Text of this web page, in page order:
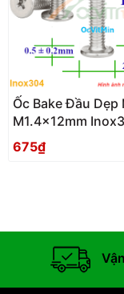
Ốc Bake Đầu Dẹp
M1.4x12mm
PaKe Dau Dep
675₫